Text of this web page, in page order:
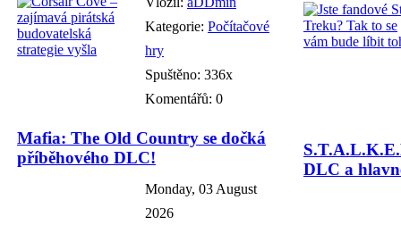
Kategorie: Počítačové
hry
Spuštěno: 336x
Komentářů: 0
Mafia: The Old Country se dočká
příběhového DLC!
Monday, 03 August
2026
DLC a